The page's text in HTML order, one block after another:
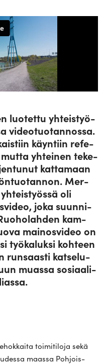
luo­tettu yhteis­työ­
video­tuo­tan­nossa.
käyntiin refe­
yhteinen teke­
kat­tamaan
Mer­
oli
joka suun­ni­
kam­
mai­nos­video on
työ­ka­luksi kohteen
run­saasti kat­se­lu­
muassa sosi­aa­li­
toimitiloja sekä
maassa Pohjois-